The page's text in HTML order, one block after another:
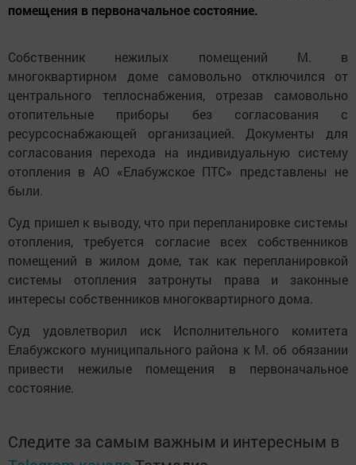
помещения в первоначальное состояние.
Собственник нежилых помещений М. в
многоквартирном доме самовольно отключился от
центрального теплоснабжения, отрезав самовольно
отопительные приборы без согласования с
ресурсоснабжающей организацией. Документы для
согласования перехода на индивидуальную систему
отопления в АО «Елабужское ПТС» представлены не
были.
Суд пришел к выводу, что при перепланировке системы
отопления, требуется согласие всех собственников
помещений в жилом доме, так как перепланировкой
системы отопления затронуты права и законные
интересы собственников многоквартирного дома.
Суд удовлетворил иск Исполнительного комитета
Елабужского муниципального района к М. об обязании
привести нежилые помещения в первоначальное
состояние.
Следите за самым важным и интересным в